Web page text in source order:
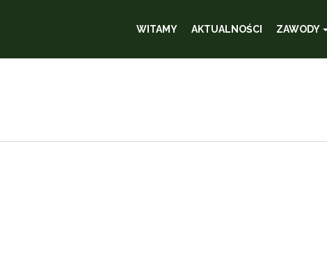
WITAMY AKTUALNOŚCI ZAWODY